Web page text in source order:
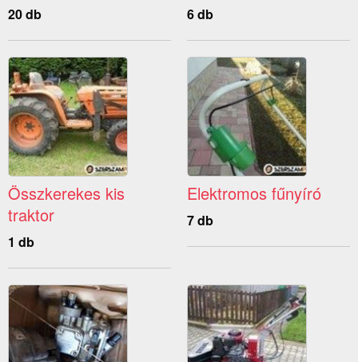
20 db 6 db
Összkerekes kis
traktor
1 db
Elektromos fűnyíró
7 db